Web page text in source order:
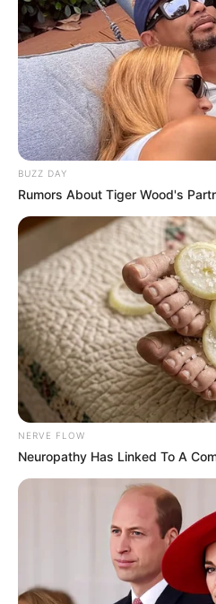
ABŞ və İran
05 Avqust 2026, 19:14
“İsrailə dedik ki,
deyil” -Hikmət
05 Avqust 2026, 16:45
Sosial
məcburi olacaq
05 Avqust 2026, 16:31
BUZZ DAY
Rumors About Tiger Wood's
NERVE FLOW
Neuropathy Has Linked To A